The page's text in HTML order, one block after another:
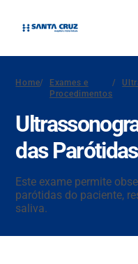
Home/
Exames e
Procedimentos
/
das Parótidas
Este exame permite
parótidas do paciente,
saliva.